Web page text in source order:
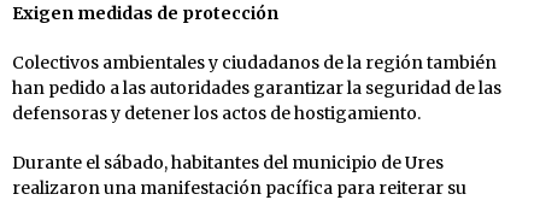
Exigen medidas de protección
Colectivos ambientales y ciudadanos de la región también
han pedido a las autoridades garantizar la seguridad de las
defensoras y detener los actos de hostigamiento.
Durante el sábado, habitantes del municipio de Ures
realizaron una manifestación pacífica para reiterar su